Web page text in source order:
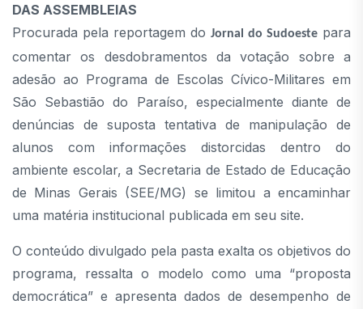
DAS ASSEMBLEIAS
Procurada pela reportagem do Jornal do Sudoeste para
comentar os desdobramentos da votação sobre a
adesão ao Programa de Escolas Cívico-Militares em
São Sebastião do Paraíso, especialmente diante de
denúncias de suposta tentativa de manipulação de
alunos com informações distorcidas dentro do
ambiente escolar, a Secretaria de Estado de Educação
de Minas Gerais (SEE/MG) se limitou a encaminhar
uma matéria institucional publicada em seu site.
O conteúdo divulgado pela pasta exalta os objetivos do
programa, ressalta o modelo como uma “proposta
democrática” e apresenta dados de desempenho de